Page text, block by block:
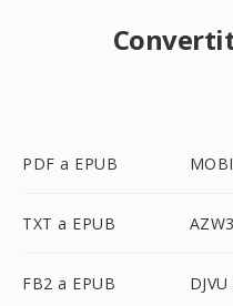
PDF a EPUB
TXT a EPUB
FB2 a EPUB